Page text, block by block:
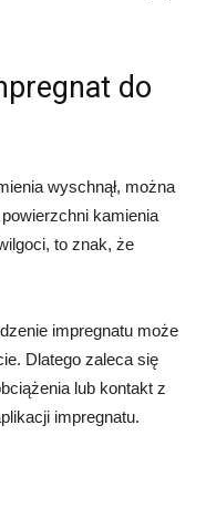
do
wyschnął, można
kamienia
to znak, że
impregnatu może
Dlatego zaleca się
lub kontakt z
impregnatu.